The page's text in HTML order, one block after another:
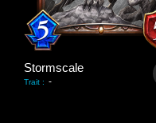
Stormscale
Trait : -